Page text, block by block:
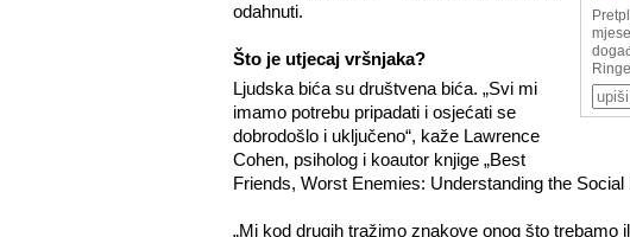
odahnuti.
Što je utjecaj vršnjaka?
Ljudska bića su društvena bića. „Svi mi
imamo potrebu pripadati i osjećati se
dobrodošlo i uključeno“, kaže Lawrence
Cohen, psiholog i koautor knjige „Best
Friends, Worst Enemies: Understanding the Social
„Mi kod drugih tražimo znakove onog što trebamo